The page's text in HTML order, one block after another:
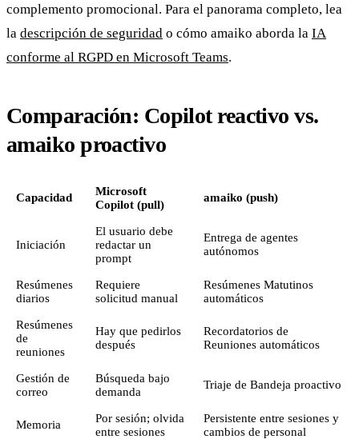
complemento promocional. Para el panorama completo, lea
la descripción de seguridad o cómo amaiko aborda la IA
conforme al RGPD en Microsoft Teams.
Comparación: Copilot reactivo vs.
amaiko proactivo
Capacidad
Microsoft
Copilot (pull)
amaiko (push)
Iniciación
El usuario debe
redactar un
prompt
Entrega de agentes
autónomos
Resúmenes
diarios
Requiere
solicitud manual
Resúmenes Matutinos
automáticos
Resúmenes
de
reuniones
Hay que pedirlos
después
Recordatorios de
Reuniones automáticos
Gestión de
correo
Búsqueda bajo
demanda
Triaje de Bandeja proactivo
Memoria
Por sesión; olvida
entre sesiones
Persistente entre sesiones y
cambios de personal